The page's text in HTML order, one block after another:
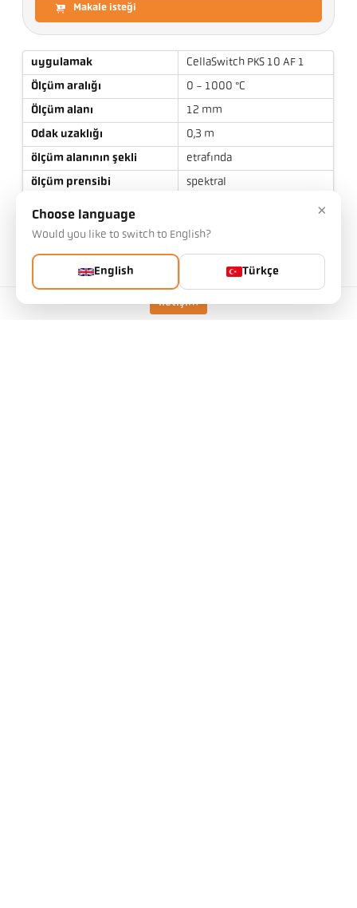
İletişim
Makale isteği
uygulamak
CellaSwitch PKS 10 AF 1
Ölçüm aralığı
0 - 1000 °C
Ölçüm alanı
12 mm
Odak uzaklığı
0,3 m
ölçüm alanının şekli
etrafında
ölçüm prensibi
spektral
Teknik özellikler
×
Choose language
Would you like to switch to English?
English Türkçe